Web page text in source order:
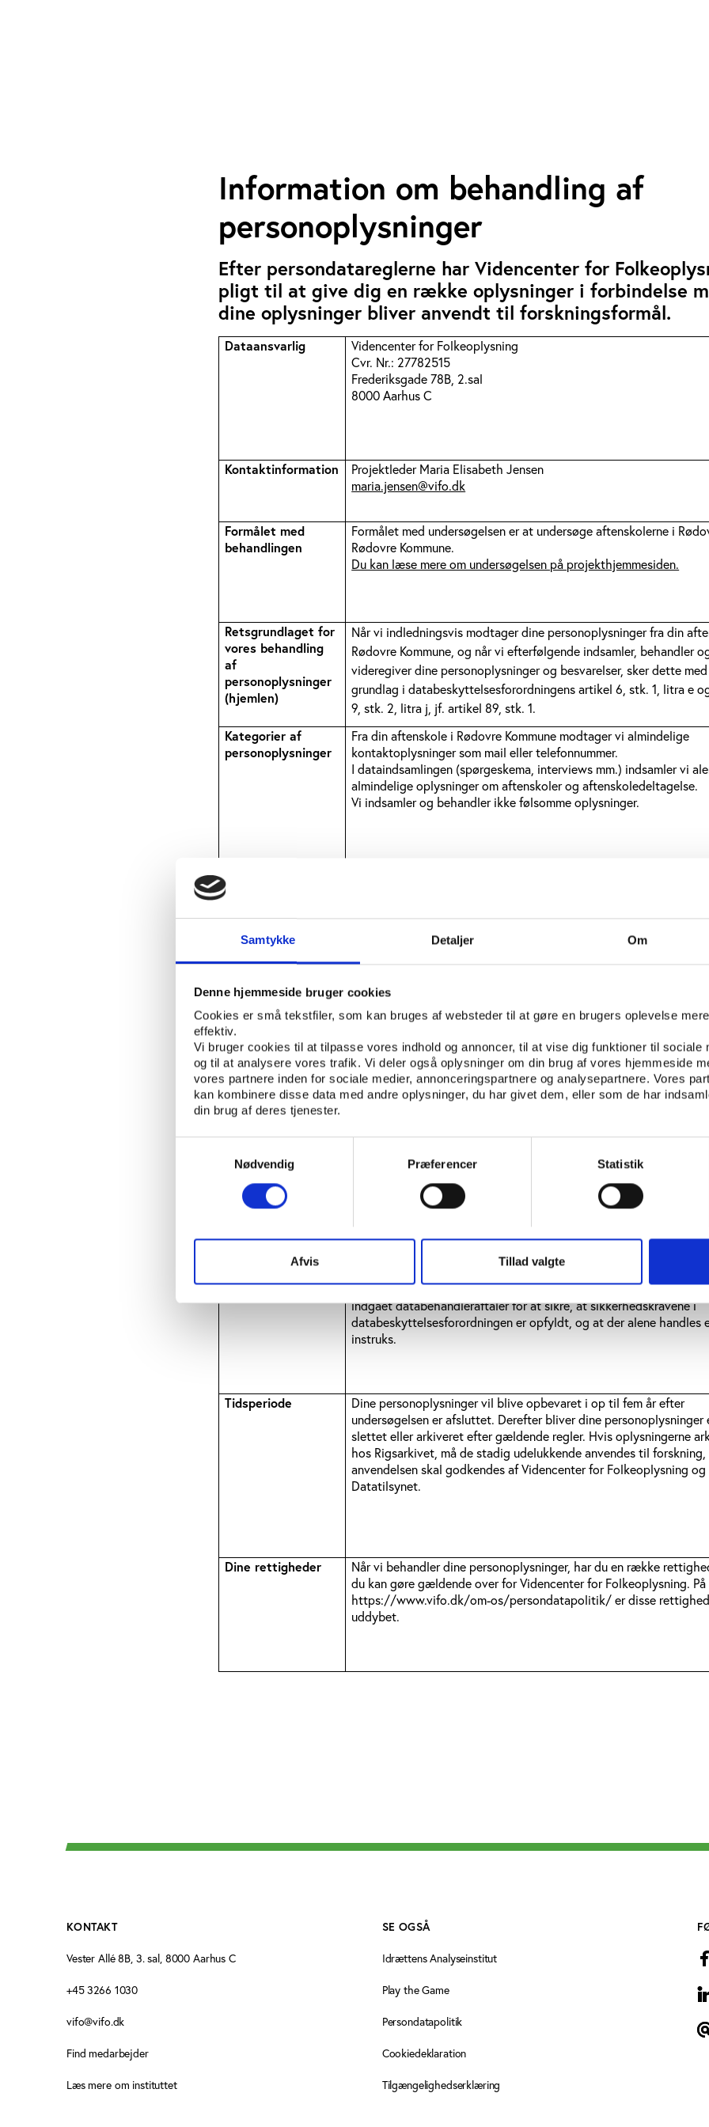
Samtykke Detaljer Om
Denne hjemmeside bruger cookies
Cookies er små tekstfiler, som kan bruges af websteder til at gøre en brugers oplevelse mere
effektiv.
Vi bruger cookies til at tilpasse vores indhold og annoncer, til at vise dig funktioner til sociale
og til at analysere vores trafik. Vi deler også oplysninger om din brug af vores hjemmeside
vores partnere inden for sociale medier, annonceringspartnere og analysepartnere. Vores
kan kombinere disse data med andre oplysninger, du har givet dem, eller som de har
din brug af deres tjenester.
Nødvendig
Præferencer Statistik
Afvis Tillad valgte
Information om behandling af
personoplysninger
Efter persondatareglerne har Videncenter for
pligt til at give dig en række oplysninger i forbindelse
dine oplysninger bliver anvendt til forskningsformål.
Dataansvarlig
Videncenter for Folkeoplysning
Cvr. Nr.: 27782515
Frederiksgade 78B, 2.sal
8000 Aarhus C
Kontaktinformation
Projektleder Maria Elisabeth Jensen
maria.jensen@vifo.dk
Formålet med
behandlingen
Formålet med undersøgelsen er at undersøge aftenskolerne i
Rødovre Kommune.
Du kan læse mere om undersøgelsen på projekthjemmesiden.
Retsgrundlaget for
vores behandling
af
personoplysninger
(hjemlen)
Når vi indledningsvis modtager dine personoplysninger fra din
Rødovre Kommune, og når vi efterfølgende indsamler, behandler
videregiver dine personoplysninger og besvarelser, sker dette med
grundlag i databeskyttelsesforordningens artikel 6, stk. 1, litra e
9, stk. 2, litra j, jf. artikel 89, stk. 1.
Kategorier af
personoplysninger
Fra din aftenskole i Rødovre Kommune modtager vi almindelige
kontaktoplysninger som mail eller telefonnummer.
I dataindsamlingen (spørgeskema, interviews mm.) indsamler vi
almindelige oplysninger om aftenskoler og aftenskoledeltagelse.
Vi indsamler og behandler ikke følsomme oplysninger.
personoplysninger
ikke kan genkendes.
Personoplysninger og besvarelser behandles altid fortroligt og
brugt i andre forskningsprojekter. Dette vil ske helt i
med databeskyttelseslovens regler for, hvordan det må gøres.
Modtagere af
personoplysninger
Når oplysninger behandles til forskningsformål, kan de ikke
andre formål. Eventuelle modtagere af dine personoplysninger vil
databeskyttelseslovens regler.
Videncenter for Folkeoplysning opbevarer i nogle tilfælde
personoplysninger hos vores databehandlere. I disse tilfælde er
indgået databehandleraftaler for at sikre, at sikkerhedskravene i
databeskyttelsesforordningen er opfyldt, og at der alene handles
instruks.
Tidsperiode
Dine personoplysninger vil blive opbevaret i op til fem år efter
undersøgelsen er afsluttet. Derefter bliver dine personoplysninger
slettet eller arkiveret efter gældende regler. Hvis oplysningerne
hos Rigsarkivet, må de stadig udelukkende anvendes til forskning,
anvendelsen skal godkendes af Videncenter for Folkeoplysning og
Datatilsynet.
Dine rettigheder
Når vi behandler dine personoplysninger, har du en række
du kan gøre gældende over for Videncenter for Folkeoplysning. På
https://www.vifo.dk/om-os/persondatapolitik/ er disse
uddybet.
KONTAKT
Vester Allé 8B, 3. sal, 8000 Aarhus C
+45 3266 1030
vifo@vifo.dk
Find medarbejder
Læs mere om instituttet
SE OGSÅ
Idrættens Analyseinstitut
Play the Game
Persondatapolitik
Cookiedeklaration
Tilgængelighedserklæring